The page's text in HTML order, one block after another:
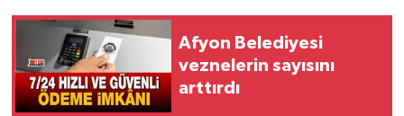
Afyon Belediyesi
veznelerin sayısını
arttırdı